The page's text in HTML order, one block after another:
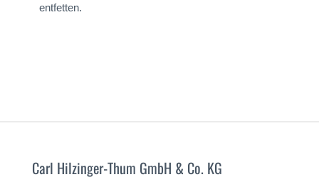
entfetten.
Carl Hilzinger-Thum GmbH & Co. KG